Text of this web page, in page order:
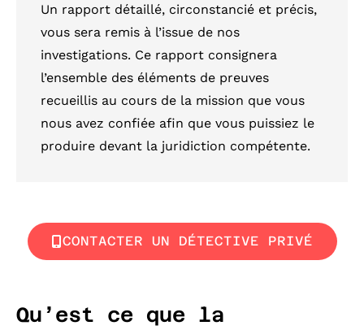
Un rapport détaillé, circonstancié et précis,
vous sera remis à l’issue de nos
investigations. Ce rapport consignera
l’ensemble des éléments de preuves
recueillis au cours de la mission que vous
nous avez confiée afin que vous puissiez le
produire devant la juridiction compétente.
CONTACTER UN DÉTECTIVE PRIVÉ
Qu’est ce que la